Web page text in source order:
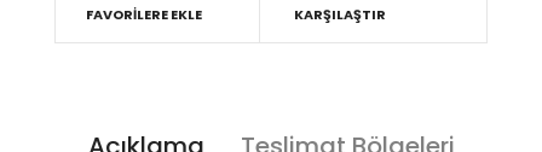
FAVORILERE EKLE KARŞILAŞTIR